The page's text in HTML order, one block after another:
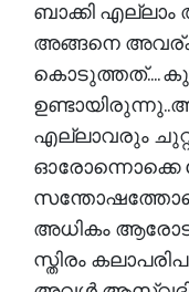
ബാക്കി എല്ലാം
അങ്ങനെ
കൊടുത്തത്....
എല്ലാവരും
ഓരോന്നൊക്കെ
അധികം ആരോടും
സ്തിരം